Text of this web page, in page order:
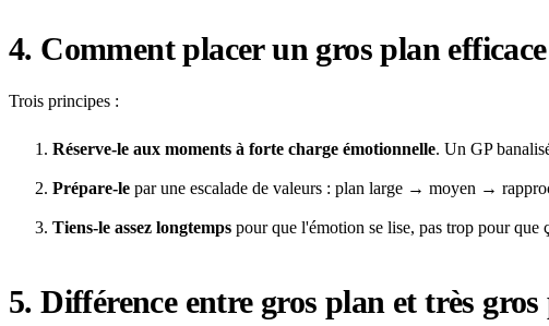
4. Comment placer un gros plan efficace
Trois principes :
Réserve-le aux moments à forte charge émotionnelle. Un GP
Prépare-le par une escalade de valeurs : plan large → moyen →
Tiens-le assez longtemps pour que l'émotion se lise, pas trop pour que
5. Différence entre gros plan et très